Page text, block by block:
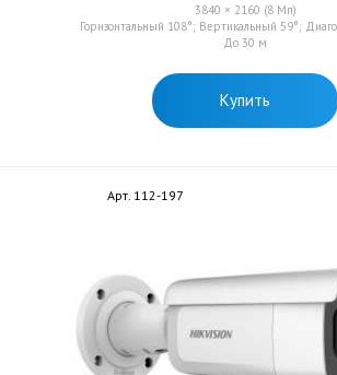
3840 × 2160 (8 Мп)
Горизонтальный 108°; Вертикальный 59°;
До 30 м
Купить
Арт. 112-197